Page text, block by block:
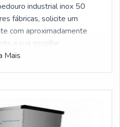
industrial inox 50
fábricas, solicite um
com aproximadamente
a sua escolha
Mais